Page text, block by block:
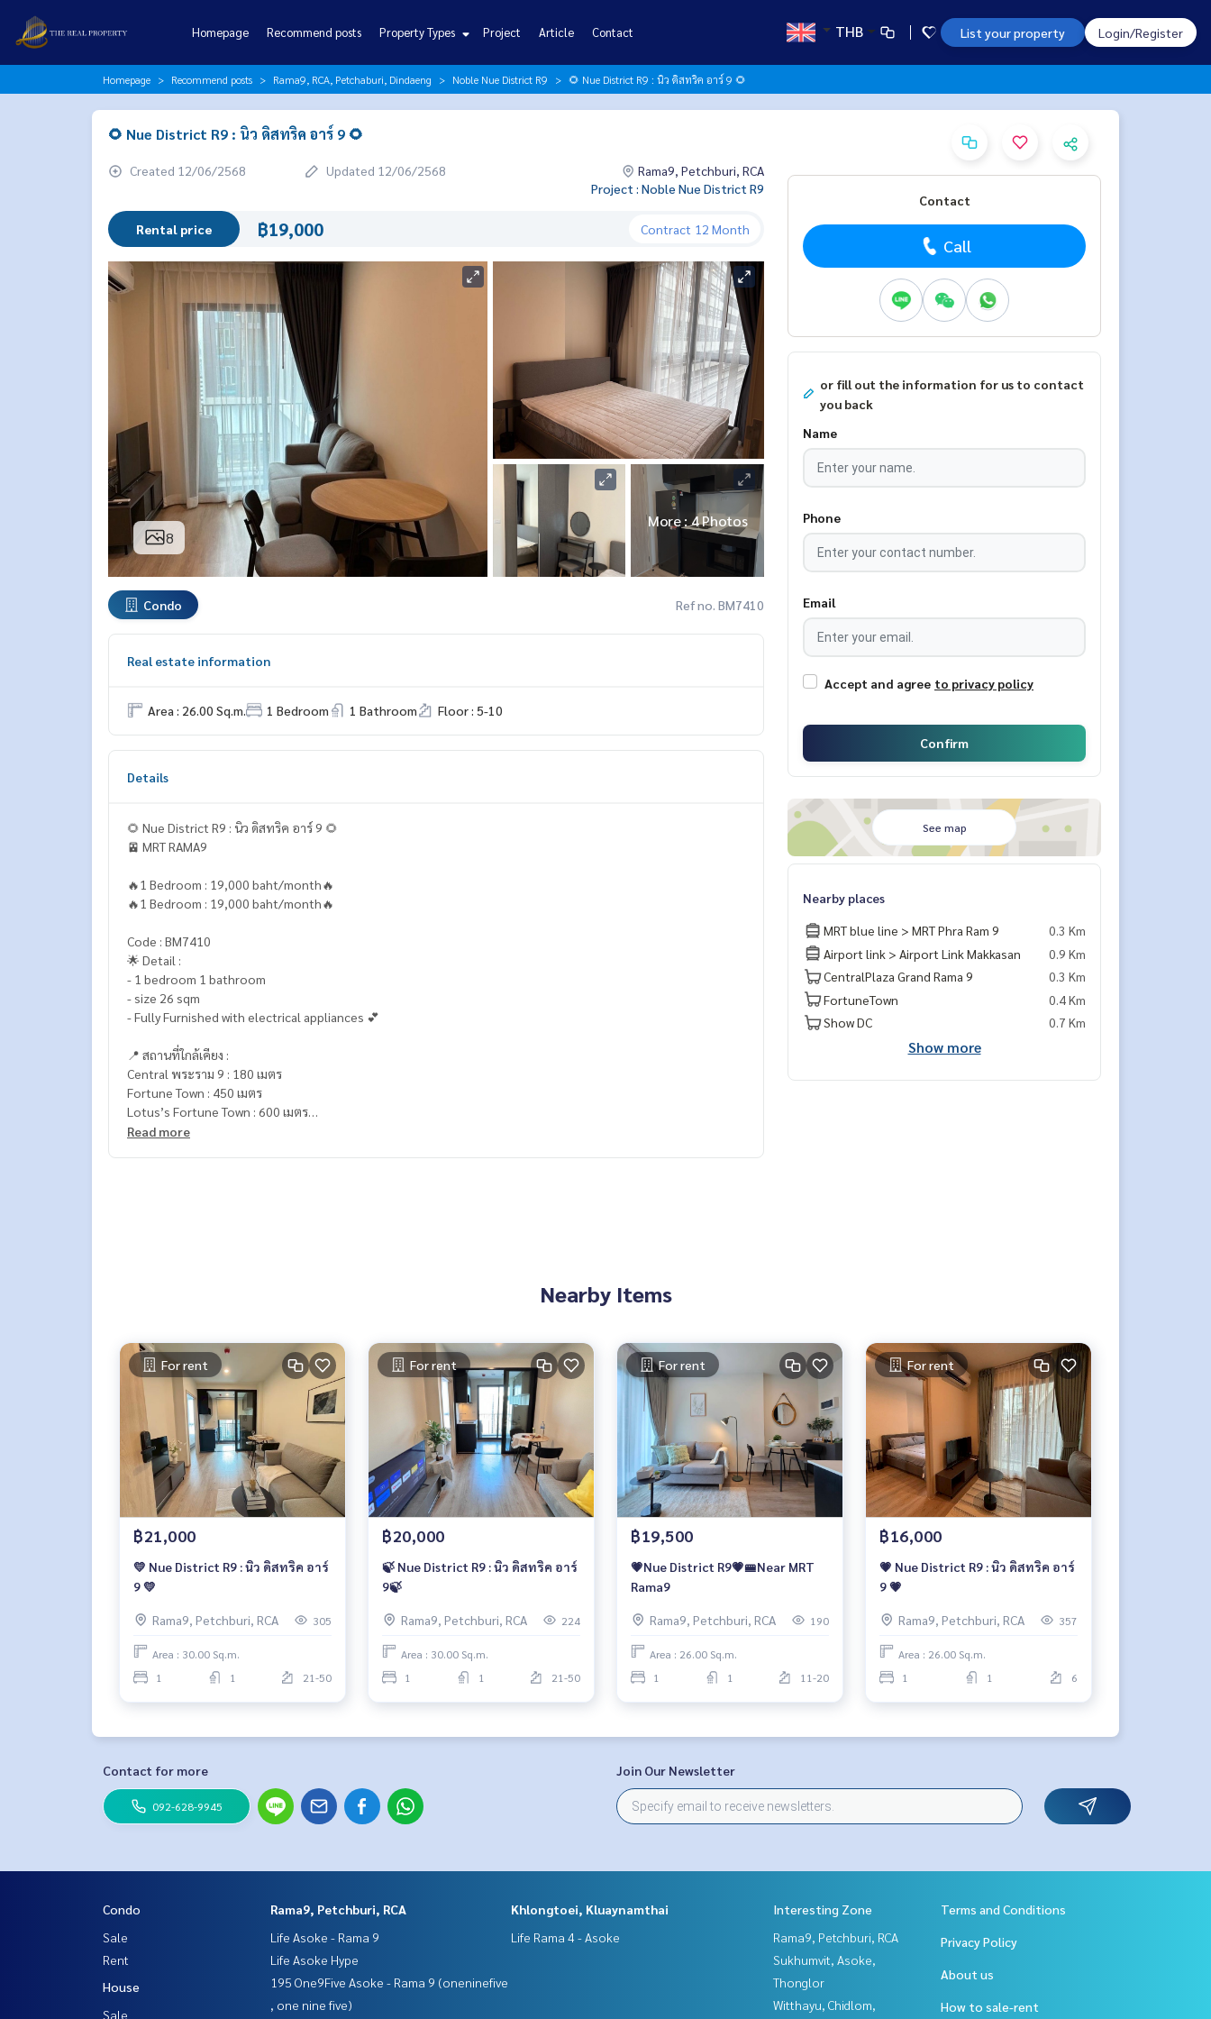
Homepage Recommend posts Property Types Project Article Contact THB List your property Login/Register
Homepage Recommend posts Rama9, RCA, Petchaburi, Dindaeng Noble Nue District R9 🌻 Nue District R9 : นิว ดิสทริค อาร์ 9 🌻
🌻 Nue District R9 : นิว ดิสทริค อาร์ 9 🌻
Created 12/06/2568 Updated 12/06/2568
Rama9, Petchburi, RCA
Project : Noble Nue District R9
Rental price ฿19,000 Contract 12 Month
8
More : 4 Photos
Condo Ref no. BM7410
Real estate information
Area : 26.00 Sq.m. 1 Bedroom 1 Bathroom Floor : 5-10
Details
🌻 Nue District R9 : นิว ดิสทริค อาร์ 9 🌻
🚈 MRT RAMA9
🔥1 Bedroom : 19,000 baht/month🔥
🔥1 Bedroom : 19,000 baht/month🔥
Code : BM7410
🌟 Detail :
- 1 bedroom 1 bathroom
- size 26 sqm
- Fully Furnished with electrical appliances 💕
📍 สถานที่ใกล้เคียง :
Central พระราม 9 : 180 เมตร
Fortune Town : 450 เมตร
Lotus’s Fortune Town : 600 เมตร
Decathlon Click & Collect พระราม 9 : 600 เมตร
Read more
Contact
Call
or fill out the information for us to contact
you back
Name
Phone
Email
Accept and agree to privacy policy
Confirm
See map
Nearby places
MRT blue line > MRT Phra Ram 9
0.3 Km
Airport link > Airport Link Makkasan
0.9 Km
CentralPlaza Grand Rama 9
0.3 Km
FortuneTown
0.4 Km
Show DC
0.7 Km
Show more
Nearby Items
For rent
฿21,000
💛 Nue District R9 : นิว ดิสทริค อาร์
9 💛
Rama9, Petchburi, RCA 305
Area : 30.00 Sq.m.
1
1 21-50
For rent
฿20,000
🍃 Nue District R9 : นิว ดิสทริค อาร์
9🍃
Rama9, Petchburi, RCA 224
Area : 30.00 Sq.m.
1
1 21-50
For rent
฿19,500
💗Nue District R9💗🚝Near MRT
Rama9
Rama9, Petchburi, RCA 190
Area : 26.00 Sq.m.
1
1 11-20
For rent
฿16,000
💗 Nue District R9 : นิว ดิสทริค อาร์
9 💗
Rama9, Petchburi, RCA 357
Area : 26.00 Sq.m.
1
1 6
Contact for more
092-628-9945
Join Our Newsletter
Condo
Sale
Rent
House
Sale
Rama9, Petchburi, RCA
Life Asoke - Rama 9
Life Asoke Hype
195 One9Five Asoke - Rama 9 (oneninefive
, one nine five)
Khlongtoei, Kluaynamthai
Life Rama 4 - Asoke
Interesting Zone
Rama9, Petchburi, RCA
Sukhumvit, Asoke,
Thonglor
Witthayu, Chidlom,
Terms and Conditions
Privacy Policy
About us
How to sale-rent